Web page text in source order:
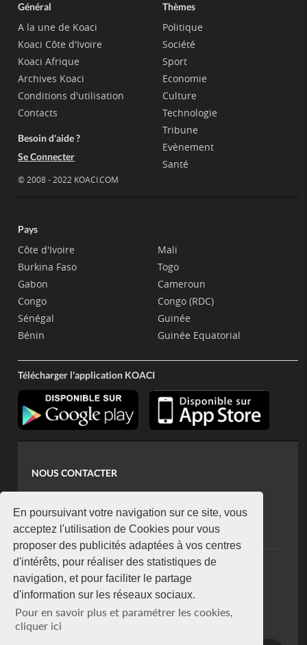
En poursuivant votre navigation sur ce site, vous
acceptez l'utilisation de Cookies pour vous
proposer des publicités adaptées à vos centres
d'intérêts, pour réaliser des statistiques de
navigation, et pour faciliter le partage
d'information sur les réseaux sociaux.
Pour en savoir plus et paramétrer les cookies,
cliquer ici
Général
A la une de Koaci
Koaci Côte d'Ivoire
Koaci Afrique
Archives Koaci
Conditions d'utilisation
Contacts
Besoin d'aide ?
Se Connecter
© 2008 - 2022 KOACI.COM
Thèmes
Politique
Société
Sport
Economie
Culture
Technologie
Tribune
Evènement
Santé
Pays
Côte d'Ivoire
Burkina Faso
Gabon
Congo
Sénégal
Bénin
Mali
Togo
Cameroun
Congo (RDC)
Guinée
Guinée Equatorial
Télécharger l'application KOACI
NOUS CONTACTER
koaci@yahoo.fr
+225 07 08 85 52 93
NEWSLETTER
Restez connecté via notre newsletter
S'abonner
Se désabonner